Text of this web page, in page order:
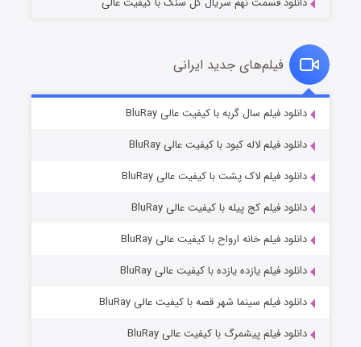
قسمت۷ (زیرنویس) منتشر شد
فیلم‌های جدید ایرانی
دانلود فیلم سال گربه با کیفیت عالی BluRay
دانلود فیلم لاله کبود با کیفیت عالی BluRay
دانلود فیلم لاک پشت با کیفیت عالی BluRay
دانلود فیلم کج‌ پیله با کیفیت عالی BluRay
دانلود فیلم خانه ارواح با کیفیت عالی BluRay
دانلود فیلم یازده یازده با کیفیت عالی BluRay
دانلود فیلم سینما شهر قصه با کیفیت عالی BluRay
دانلود فیلم پیشمرگ با کیفیت عالی BluRay